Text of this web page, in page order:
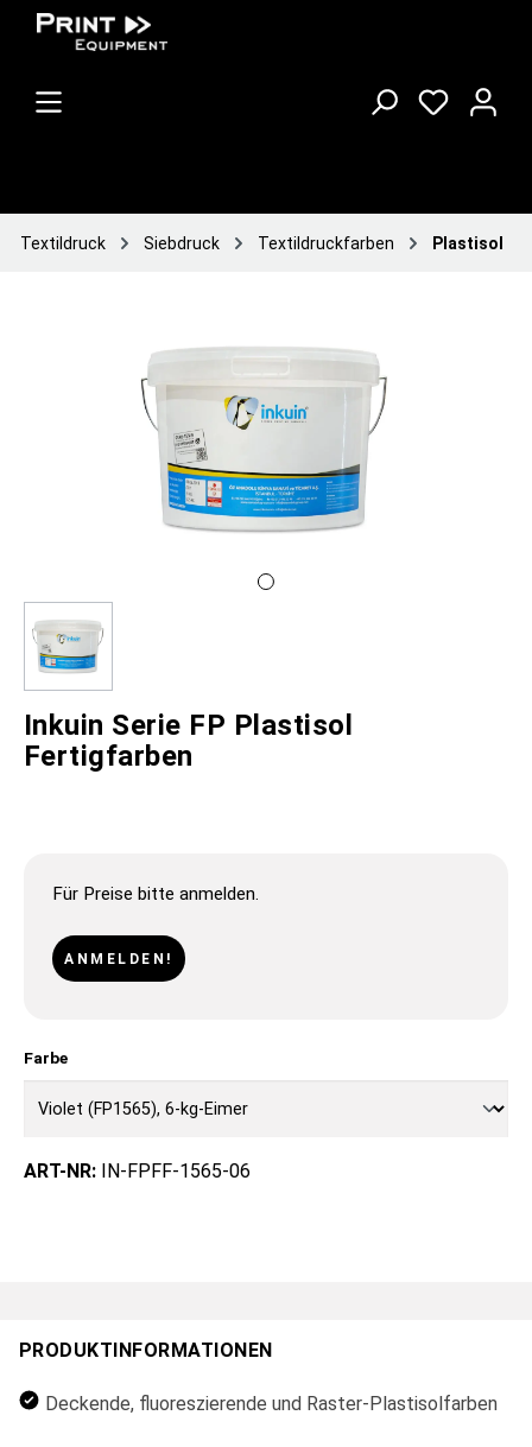
Textildruck Siebdruck Textildruckfarben Plastisol
Inkuin Serie FP Plastisol
Fertigfarben
Für Preise bitte anmelden.
ANMELDEN!
Farbe
ART-NR: IN-FPFF-1565-06
PRODUKTINFORMATIONEN
Deckende, fluoreszierende und Raster-Plastisolfarben